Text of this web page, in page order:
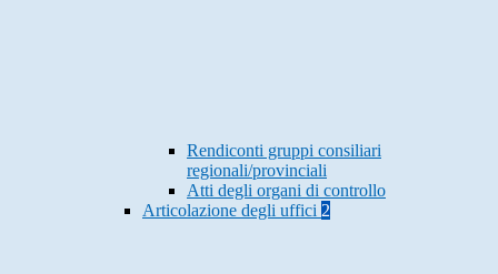
Rendiconti gruppi consiliari
regionali/provinciali
Atti degli organi di controllo
Articolazione degli uffici 2